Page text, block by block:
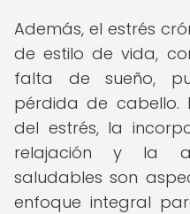
Además, el estrés
de estilo de vida,
falta de sueño,
pérdida de cabello.
del estrés, la
relajación y la
saludables son
enfoque integral